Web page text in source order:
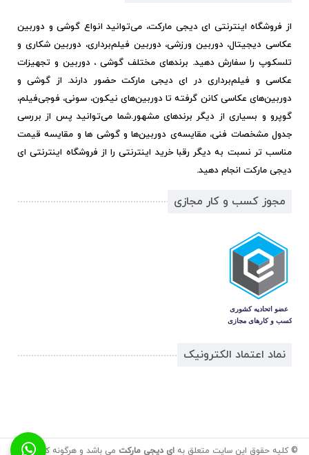
از فروشگاه اینترنتی ای دیجی مارکت، می‌توانید انواع گوشی و دوربین
عکاسی دیجیتال، دوربین ورزشی، دوربین فیلم‌برداری، دوربین شکاری و
تلسکوپ را سفارش دهید. برندهای مختلف گوشی ، دوربین و تجهیزات
عکاسی و فیلم‌برداری در ای دیجی مارکت حضور دارند. از گوشی و
دوربین‌های عکاسی کانن گرفته تا دوربین‌های نیکون، سونی، فوجی‌فیلم،
گوپرو و بسیاری از دیگر برندهای مشهور.شما می‌توانید پس از بررسی
جدول مشخصات فنی، مقایسه‌ی دوربین‌ها و گوشی ها و مقایسه قیمت
مناسب تر نسبت به دیگر رقبا خرید اینترنتی را از فروشگاه اینترنتی ای
دیجی مارکت انجام دهید.
مجوز کسب و کار مجازی
نماد اعتماد الکترونیک
© کلیه حقوق این سایت متعلق به ای دیجی مارکت می باشد و هرگونه کپی برداری